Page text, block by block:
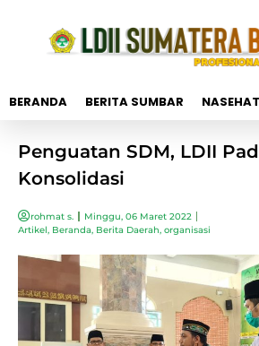
BERANDA BERITA SUMBAR NASEHAT
Penguatan SDM, LDII
Konsolidasi
rohmat s.
Minggu, 06 Maret 2022
Artikel, Beranda, Berita Daerah, organisasi